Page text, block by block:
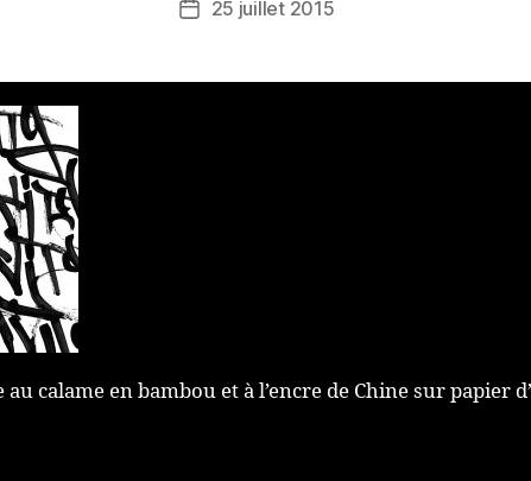
Date25 juillet 2015
calame en bambou et à l’encre de Chine sur papier